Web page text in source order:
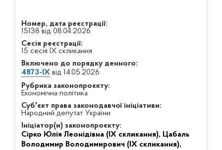
Номер, дата реєстрації:
15138 від 08.04.2026
Сесія реєстрації:
15 сесія IX скликання
Включено до порядку денного:
4873-IXвід 14.05.2026
Рубрика законопроєкту:
Економічна політика
Суб'єкт права законодавчої ініціативи:
Народний депутат України
Ініціатор(и) законопроєкту:
Сірко Юлія Леонідівна (IX скликання), Цабаль
Володимир Володимирович (IX скликання),